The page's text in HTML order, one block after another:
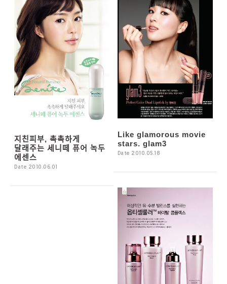
지친피부, 촉촉하게
달래주는 세니떼 퓨어 녹두
에센스
Date 2010.06.01
Like glamorous movie
stars. glam3
Date 2010.05.18